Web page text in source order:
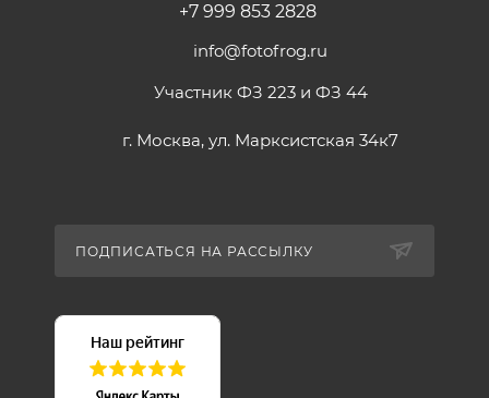
+7 999 853 2828
info@fotofrog.ru
Участник ФЗ 223 и ФЗ 44
г. Москва, ул. Марксистская 34к7
ПОДПИСАТЬСЯ НА РАССЫЛКУ